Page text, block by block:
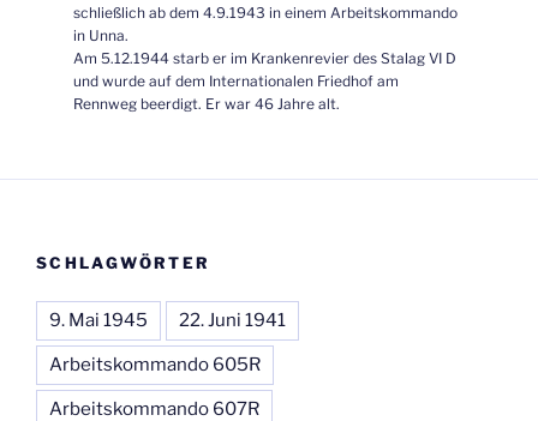
schließlich ab dem 4.9.1943 in einem Arbeitskommando
in Unna.
Am 5.12.1944 starb er im Krankenrevier des Stalag VI D
und wurde auf dem Internationalen Friedhof am
Rennweg beerdigt. Er war 46 Jahre alt.
SCHLAGWÖRTER
9. Mai 1945 22. Juni 1941
Arbeitskommando 605R
Arbeitskommando 607R